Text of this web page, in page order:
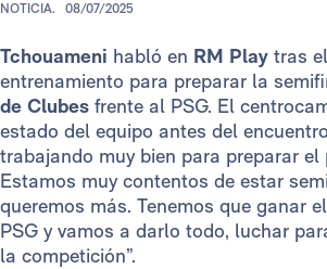
NOTICIA. 08/07/2025
Tchouameni habló en RM Play tras
entrenamiento para preparar la
de Clubes frente al PSG. El
estado del equipo antes del
trabajando muy bien para preparar el
Estamos muy contentos de estar
queremos más. Tenemos que ganar
PSG y vamos a darlo todo, luchar
la competición”.